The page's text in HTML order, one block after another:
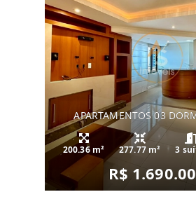
APARTAMENTOS 03
200.36 m² 277.77 m² 3
R$